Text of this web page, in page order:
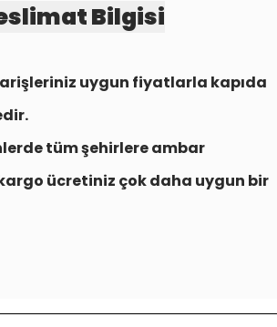
Bilgisi
uygun fiyatlarla kapıda
tüm şehirlereambar
ücretiniz çok daha uygun bir